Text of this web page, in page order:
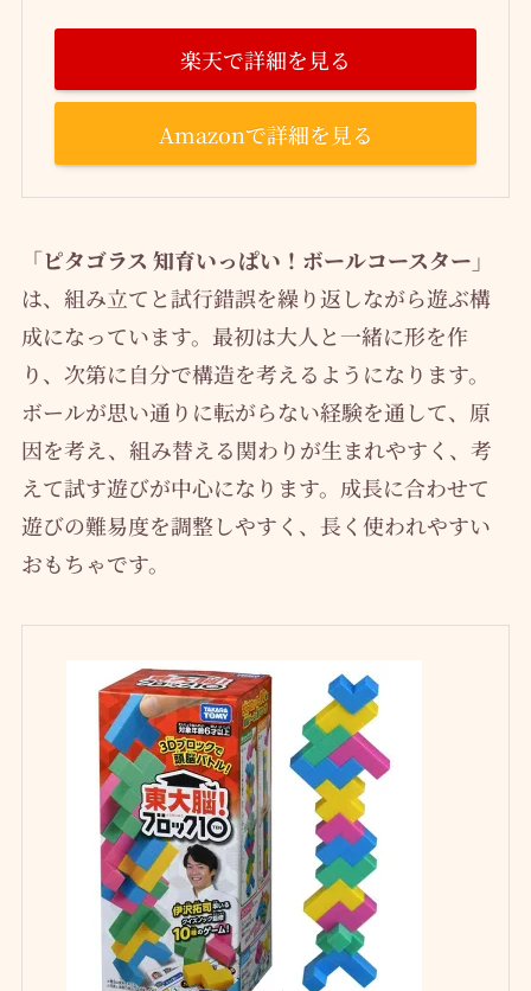
楽天で詳細を見る
Amazonで詳細を見る
「ピタゴラス 知育いっぱい！ボールコースター」
は、組み立てと試行錯誤を繰り返しながら遊ぶ構
成になっています。最初は大人と一緒に形を作
り、次第に自分で構造を考えるようになります。
ボールが思い通りに転がらない経験を通して、原
因を考え、組み替える関わりが生まれやすく、考
えて試す遊びが中心になります。成長に合わせて
遊びの難易度を調整しやすく、長く使われやすい
おもちゃです。